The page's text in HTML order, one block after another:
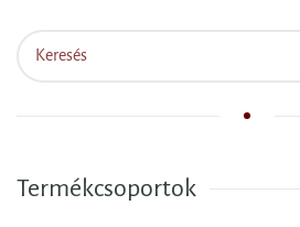
Termékcsoportok